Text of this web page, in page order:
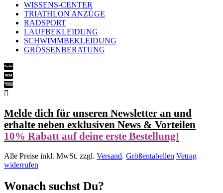
WISSENS-CENTER
TRIATHLON ANZÜGE
RADSPORT
LAUFBEKLEIDUNG
SCHWIMMBEKLEIDUNG
GRÖSSENBERATUNG
Melde dich für unseren Newsletter an und
erhalte neben exklusiven News & Vorteilen
10% Rabatt auf deine erste Bestellung!
Alle Preise inkl. MwSt. zzgl. Versand. Größentabellen Vetrag
widerrufen
Wonach suchst Du?